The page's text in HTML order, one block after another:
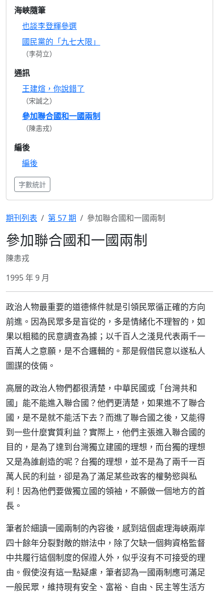
海峽隨筆
也談李登輝參選
國民黨的「九七大限」
（李荷立）
通訊
王建煊，你說錯了
（宋誠之）
參加聯合國和一國兩制
（陳恚戎）
編後
編後
字數統計
期刊列表 第 57 期 參加聯合國和一國兩制
參加聯合國和一國兩制
陳恚戎
1995 年 9 月
政治人物最重要的道德條件就是引領民眾循正確的方向
前進。因為民眾多是盲從的，多是情緒化不理智的，如
果以粗糙的民意調查為據；以千百人之淺見代表兩千一
百萬人之意願，是不合邏輯的。那是假借民意以遂私人
圖謀的伎倆。
高層的政治人物們都很清楚，中華民國或「台灣共和
國」能不能進入聯合國？他們更清楚，如果進不了聯合
國，是不是就不能活下去？而進了聯合國之後，又能得
到一些什麼實質利益？實際上，他們主張進入聯合國的
目的，是為了達到台灣獨立建國的理想，而台獨的理想
又是為誰創造的呢？台獨的理想，並不是為了兩千一百
萬人民的利益，卻是為了滿足某些政客的權勢慾與私
利！因為他們要做獨立國的領袖，不願做一個地方的首
長。
筆者於細讀一國兩制的內容後，感到這個處理海峽兩岸
四十餘年分裂對敵的辦法中，除了欠缺一個夠資格監督
中共履行這個制度的保證人外，似乎沒有不可接受的理
由。假使沒有這一點疑慮，筆者認為一國兩制應可滿足
一般民眾，維持現有安全、富裕、自由、民主等生活方